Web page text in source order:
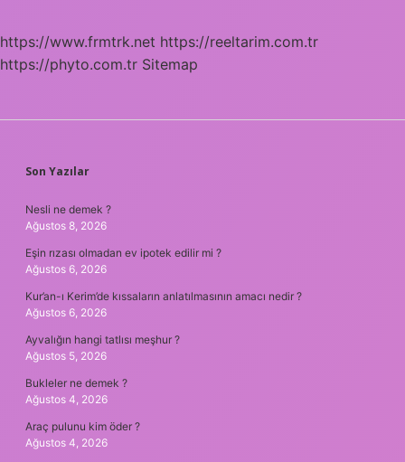
https://www.frmtrk.net https://reeltarim.com.tr
https://phyto.com.tr Sitemap
SIDEBAR
Son Yazılar
Nesli ne demek ?
Ağustos 8, 2026
Eşin rızası olmadan ev ipotek edilir mi ?
Ağustos 6, 2026
Kur’an-ı Kerim’de kıssaların anlatılmasının amacı nedir ?
Ağustos 6, 2026
Ayvalığın hangi tatlısı meşhur ?
Ağustos 5, 2026
Bukleler ne demek ?
Ağustos 4, 2026
Araç pulunu kim öder ?
Ağustos 4, 2026